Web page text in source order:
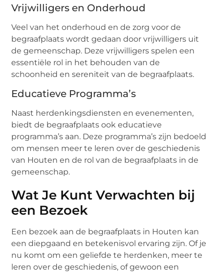
Vrijwilligers en Onderhoud
Veel van het onderhoud en de zorg voor de
begraafplaats wordt gedaan door vrijwilligers uit
de gemeenschap. Deze vrijwilligers spelen een
essentiële rol in het behouden van de
schoonheid en sereniteit van de begraafplaats.
Educatieve Programma’s
Naast herdenkingsdiensten en evenementen,
biedt de begraafplaats ook educatieve
programma’s aan. Deze programma’s zijn bedoeld
om mensen meer te leren over de geschiedenis
van Houten en de rol van de begraafplaats in de
gemeenschap.
Wat Je Kunt Verwachten bij
een Bezoek
Een bezoek aan de begraafplaats in Houten kan
een diepgaand en betekenisvol ervaring zijn. Of je
nu komt om een geliefde te herdenken, meer te
leren over de geschiedenis, of gewoon een